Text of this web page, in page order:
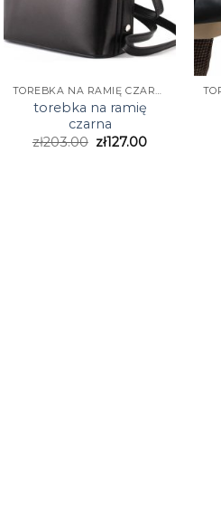
TOREBKA NA RAMIĘ CZARNA
torebka na ramię
czarna
zł203.00 zł127.00